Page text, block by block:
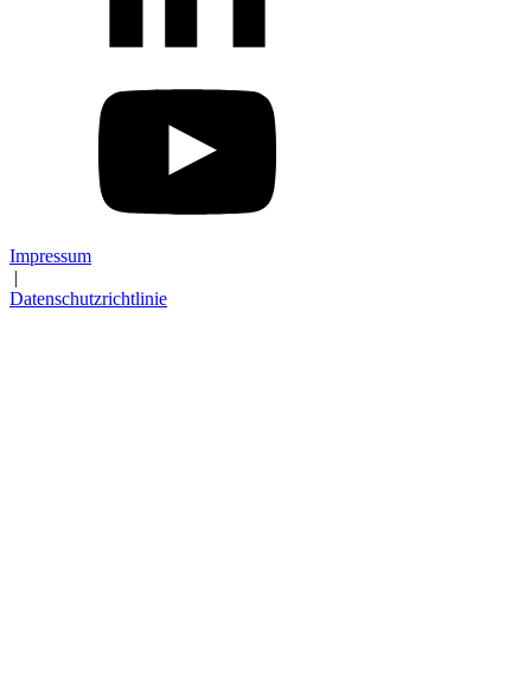
Impressum
|
Datenschutzrichtlinie